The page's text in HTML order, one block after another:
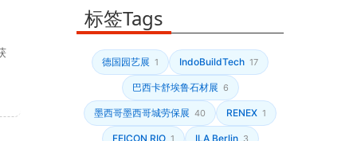
标签Tags
德国园艺展 1 IndoBuildTech 17
巴西卡舒埃鲁石材展 6
墨西哥墨西哥城劳保展 40 RENEX 1
FEICON RIO 1 ILA Berlin 3